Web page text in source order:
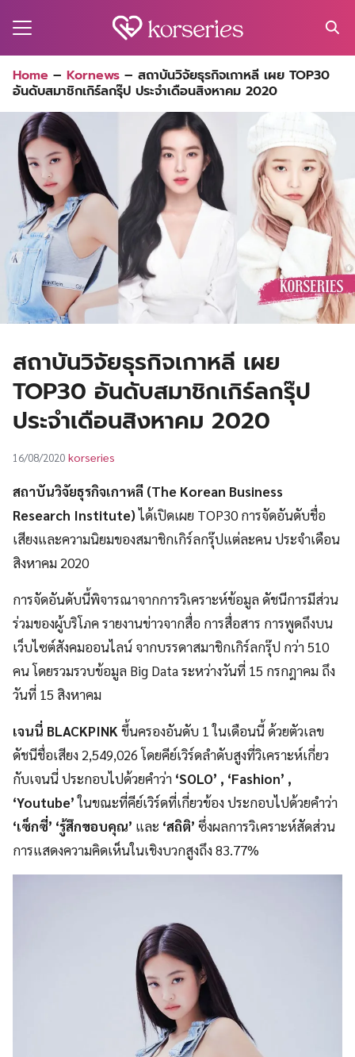
for:
Home – Kornews – สถาบันวิจัยธุรกิจเกาหลี เผย TOP30
อันดับสมาชิกเกิร์ลกรุ๊ป ประจำเดือนสิงหาคม 2020
สถาบันวิจัยธุรกิจเกาหลี เผย
TOP30 อันดับสมาชิกเกิร์ลกรุ๊ป
ประจำเดือนสิงหาคม 2020
16/08/2020 korseries
สถาบันวิจัยธุรกิจเกาหลี (The Korean Business
Research Institute)ได้เปิดเผย TOP30 การจัดอันดับชื่อ
เสียงและความนิยมของสมาชิกเกิร์ลกรุ๊ปแต่ละคน ประจำเดือน
สิงหาคม 2020
การจัดอันดับนี้พิจารณาจากการวิเคราะห์ข้อมูล ดัชนีการมีส่วน
ร่วมของผู้บริโภค รายงานข่าวจากสื่อ การสื่อสาร การพูดถึงบน
เว็บไซต์สังคมออนไลน์ จากบรรดาสมาชิกเกิร์ลกรุ๊ป กว่า 510
คน โดยรวมรวบข้อมูล Big Data ระหว่างวันที่ 15 กรกฎาคม ถึง
วันที่ 15 สิงหาคม
เจนนี่ BLACKPINK ขึ้นครองอันดับ 1 ในเดือนนี้ ด้วยตัวเลข
ดัชนีชื่อเสียง 2,549,026 โดยคีย์เวิร์ดลำดับสูงที่วิเคราะห์เกี่ยว
กับเจนนี่ ประกอบไปด้วยคำว่า ‘SOLO’ , ‘Fashion’ ,
‘Youtube’ในขณะที่คีย์เวิร์ดที่เกี่ยวข้อง ประกอบไปด้วยคำว่า
‘เซ็กซี่’ ‘รู้สึกขอบคุณ’ และ ‘สถิติ’ ซึ่งผลการวิเคราะห์สัดส่วน
การแสดงความคิดเห็นในเชิงบวกสูงถึง 83.77%